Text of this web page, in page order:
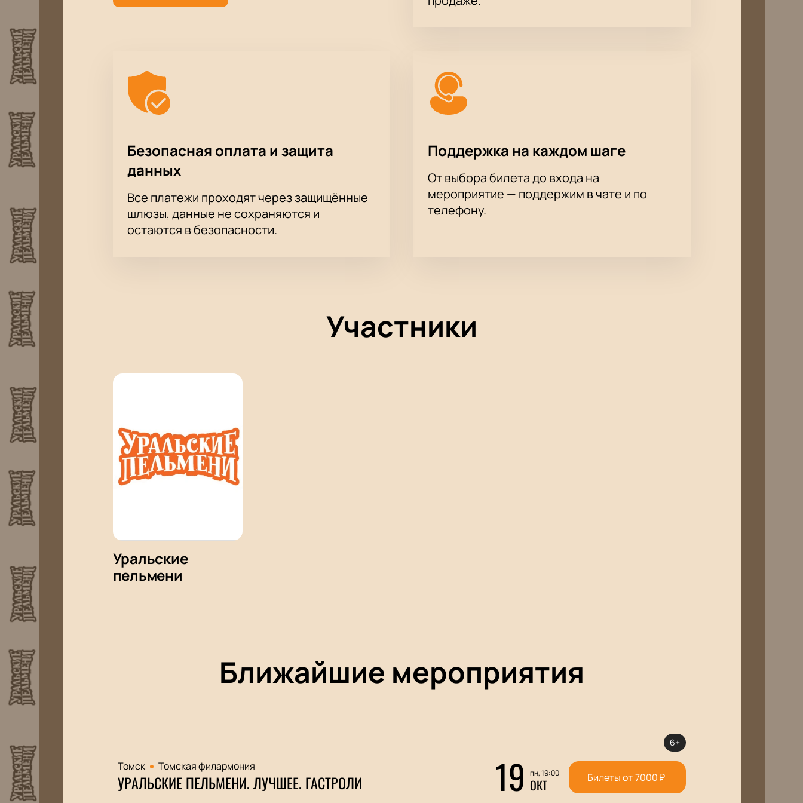
Безопасная оплата и защита
данных
Все платежи проходят через защищённые
шлюзы, данные не сохраняются и
остаются в безопасности.
Поддержка на каждом шаге
От выбора билета до входа на
мероприятие — поддержим в чате и по
телефону.
Участники
Уральские
пельмени
Ближайшие мероприятия
Томск Томская филармония
УРАЛЬСКИЕ ПЕЛЬМЕНИ. ЛУЧШЕЕ. ГАСТРОЛИ 19 пн, 19:00
ОКТ
6+
Билеты от 7000₽